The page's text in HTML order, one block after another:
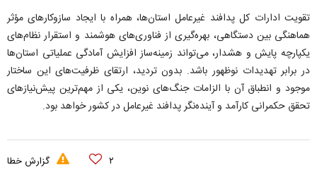
تقویت ادارات کل پدافند غیرعامل استان‌ها، همراه با ایجاد سازوکار‌های مؤثر
هماهنگی بین دستگاهی، بهره‌گیری از فناوری‌های هوشمند و استقرار نظام‌های
یکپارچه پایش و هشدار، می‌تواند زمینه‌ساز افزایش آمادگی عملیاتی استان‌ها
در برابر تهدیدات نوظهور باشد. بدون تردید، ارتقای ظرفیت‌های این ساختار
موجود و انطباق آن با الزامات جنگ‌های نوین، یکی از مهم‌ترین پیش‌نیاز‌های
تحقق حکمرانی کارآمد و آینده‌نگر پدافند غیرعامل در کشور خواهد بود.
۲ گزارش خطا